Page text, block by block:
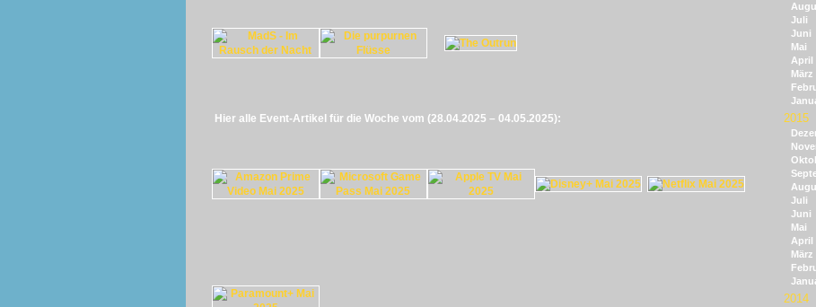
Hier alle Event-Artikel für die Woche vom (28.04.2025 – 04.05.2025):
Juli
Juni
Mai
April
März
2015
Juli
Juni
Mai
April
März
2014